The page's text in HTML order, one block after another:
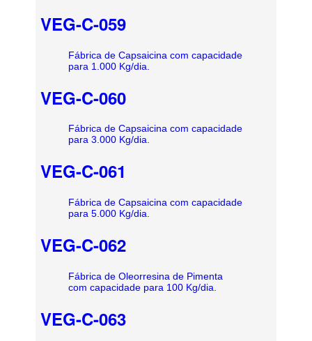
VEG-C-059
Fábrica de Capsaicina com capacidade
para 1.000 Kg/dia.
VEG-C-060
Fábrica de Capsaicina com capacidade
para 3.000 Kg/dia.
VEG-C-061
Fábrica de Capsaicina com capacidade
para 5.000 Kg/dia.
VEG-C-062
Fábrica de Oleorresina de Pimenta
com capacidade para 100 Kg/dia.
VEG-C-063